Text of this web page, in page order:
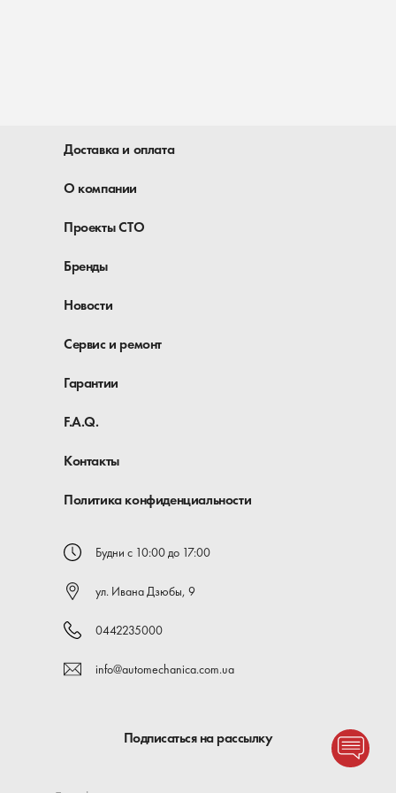
Доставка и оплата
О компании
Проекты СТО
Бренды
Новости
Сервис и ремонт
Гарантии
F.A.Q.
Контакты
Политика конфиденциальности
Будни с 10:00 до 17:00
ул. Ивана Дзюбы, 9
0442235000
info@automechanica.com.ua
Подписаться на рассылку